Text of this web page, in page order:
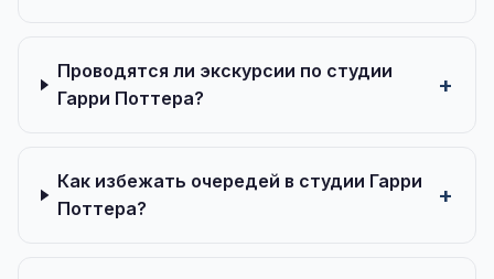
Проводятся ли экскурсии по студии
Гарри Поттера?
Как избежать очередей в студии Гарри
Поттера?